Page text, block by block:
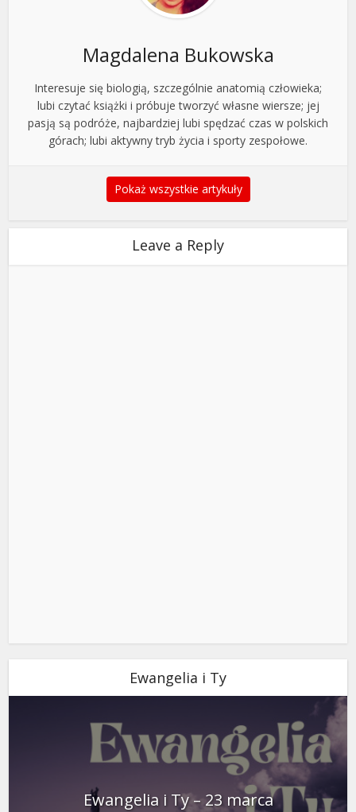
Magdalena Bukowska
Interesuje się biologią, szczególnie anatomią człowieka;
lubi czytać książki i próbuje tworzyć własne wiersze; jej
pasją są podróże, najbardziej lubi spędzać czas w polskich
górach; lubi aktywny tryb życia i sporty zespołowe.
Pokaż wszystkie artykuły
Leave a Reply
Ewangelia i Ty
Ewangelia i Ty – 23 marca